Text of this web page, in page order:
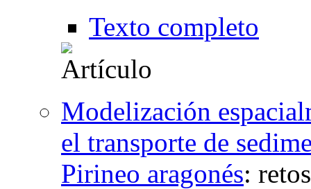
Texto completo
Modelización
el transporte de
Pirineo aragonés: